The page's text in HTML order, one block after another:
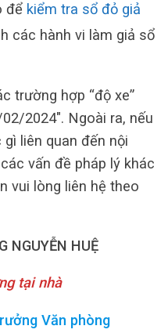
để kiểm tra sổ đỏ giả
các hành vi làm giả sổ
trường hợp “độ xe”
2024″. Ngoài ra, nếu
liên quan đến nội
vấn đề pháp lý khác
vui lòng liên hệ theo
NGUYỄN HUỆ
tại nhà
Văn phòng